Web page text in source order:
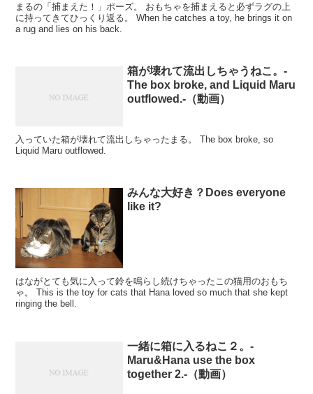
まるの「捕まえた！」ポーズ。 おもちゃを捕まえると必ずラグの上
に持ってきてひっくり返る。 When he catches a toy, he brings it on
a rug and lies on his back.
箱が壊れて流出しちゃうねこ。-
The box broke, and Liquid Maru
outflowed.-（動画）
入っていた箱が壊れて流出しちゃったまる。 The box broke, so
Liquid Maru outflowed.
みんな大好き？Does everyone
like it?
はながとても気に入って鈴を鳴らし続けちゃったこの猫用のおもち
ゃ。 This is the toy for cats that Hana loved so much that she kept
ringing the bell.
一緒に箱に入るねこ２。-
Maru&Hana use the box
together 2.-（動画）